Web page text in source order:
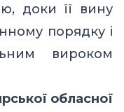
доки її вину
порядку і
вироком
обласної